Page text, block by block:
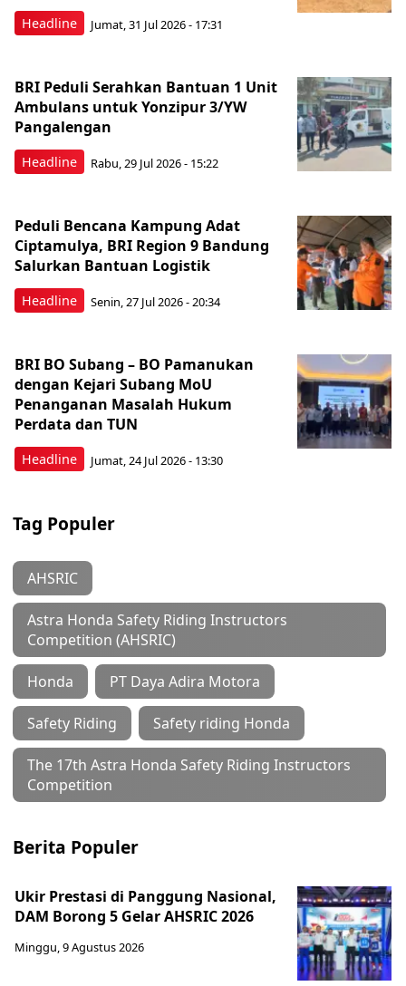
Headline Jumat, 31 Jul 2026 - 17:31
Headline
BRI Peduli Serahkan Bantuan 1 Unit
Ambulans untuk Yonzipur 3/YW
Pangalengan
Rabu, 29 Jul 2026 - 15:22
Headline
Peduli Bencana Kampung Adat
Ciptamulya, BRI Region 9 Bandung
Salurkan Bantuan Logistik
Senin, 27 Jul 2026 - 20:34
Headline
BRI BO Subang – BO Pamanukan
dengan Kejari Subang MoU
Penanganan Masalah Hukum
Perdata dan TUN
Jumat, 24 Jul 2026 - 13:30
Tag Populer
AHSRIC
Astra Honda Safety Riding Instructors
Competition (AHSRIC)
Honda PT Daya Adira Motora
Safety Riding Safety riding Honda
The 17th Astra Honda Safety Riding Instructors
Competition
Berita Populer
Ukir Prestasi di Panggung Nasional,
DAM Borong 5 Gelar AHSRIC 2026
Minggu, 9 Agustus 2026